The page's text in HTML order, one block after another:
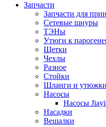
Запчасти
Запчасти для
Сетевые шнуры
ТЭНы
Утюги к
Щетки
Чехлы
Разное
Стойки
Шланги и утюжки
Насосы
Насосы
Насадки
Вешалки